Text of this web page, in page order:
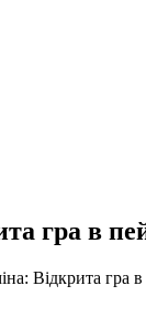
гра в
Відкрита гра